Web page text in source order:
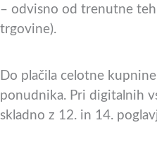
– odvisno od trenutne
trgovine).
Do plačila celotne
ponudnika. Pri digitalnih
skladno z 12. in 14.